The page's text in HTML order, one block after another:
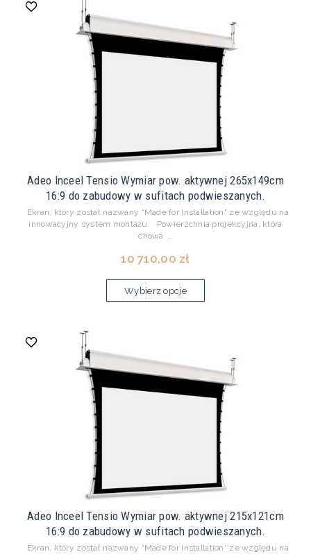
Adeo Inceel Tensio Wymiar pow. aktywnej 265x149cm
16:9 do zabudowy w sufitach podwieszanych.
Ekran, który został nazwany “Made for Installation“ ze względu na
innowacyjny system montażu. Powierzchnia projekcyjna, która
chowa ...
10 710,00 zł
Wybierz opcje
Adeo Inceel Tensio Wymiar pow. aktywnej 215x121cm
16:9 do zabudowy w sufitach podwieszanych.
Ekran, który został nazwany “Made for Installation“ ze względu na